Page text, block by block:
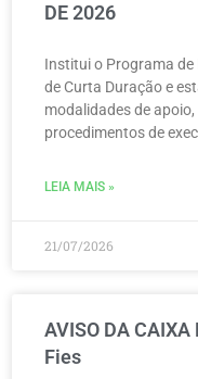
DE 2026
Institui o Programa de
de Curta Duração e
modalidades de
procedimentos de
LEIA MAIS »
21/07/2026
AVISO DA CAIXA
Fies